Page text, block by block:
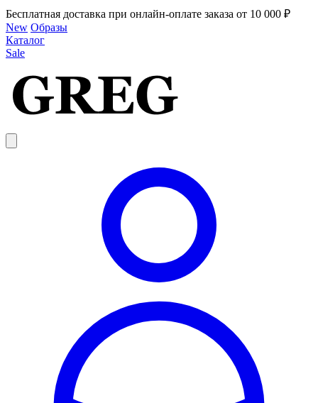
Бесплатная доставка при онлайн-оплате заказа от 10 000 ₽
New Образы
Каталог
Sale